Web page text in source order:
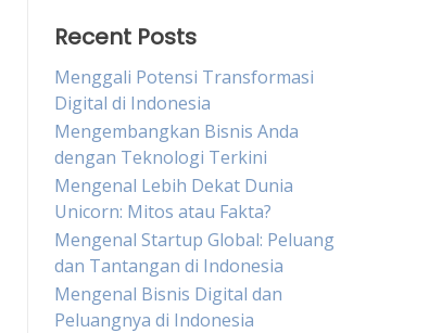
Recent Posts
Menggali Potensi Transformasi
Digital di Indonesia
Mengembangkan Bisnis Anda
dengan Teknologi Terkini
Mengenal Lebih Dekat Dunia
Unicorn: Mitos atau Fakta?
Mengenal Startup Global: Peluang
dan Tantangan di Indonesia
Mengenal Bisnis Digital dan
Peluangnya di Indonesia